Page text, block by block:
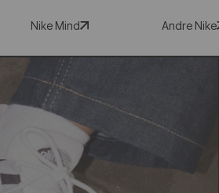
Nike Mind Andre Nike